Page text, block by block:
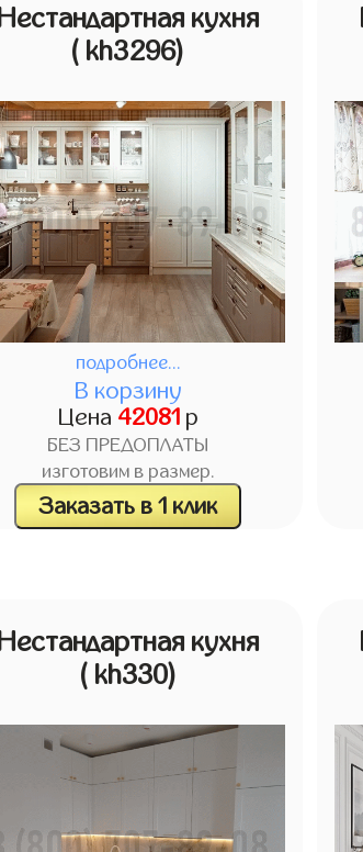
Нестандартная кухня
( kh3296)
подробнее...
В корзину
Цена 42081 р
БЕЗ ПРЕДОПЛАТЫ
изготовим в размер.
Заказать в 1 клик
Нестандартная кухня
( kh330)